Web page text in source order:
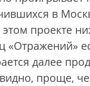
в
проекте
«Отражений»
далее
проще,